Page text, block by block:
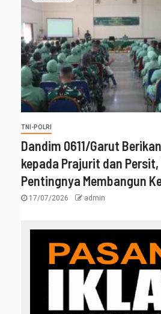
TNI-POLRI
‎Dandim 0611/Garut
kepada Prajurit dan
Pentingnya Membangun
17/07/2026 admin